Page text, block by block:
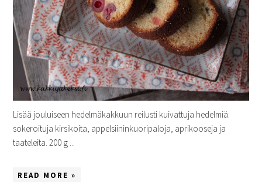
Lisää jouluiseen hedelmäkakkuun reilusti kuivattuja hedelmiä:
sokeroituja kirsikoita, appelsiininkuoripaloja, aprikooseja ja
taateleita. 200 g ...
READ MORE »